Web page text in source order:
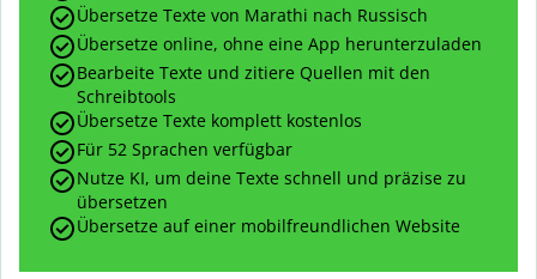
Übersetze Texte von Marathi nach Russisch
Übersetze online, ohne eine App herunterzuladen
Bearbeite Texte und zitiere Quellen mit den
Schreibtools
Übersetze Texte komplett kostenlos
Für 52 Sprachen verfügbar
Nutze KI, um deine Texte schnell und präzise zu
übersetzen
Übersetze auf einer mobilfreundlichen Website